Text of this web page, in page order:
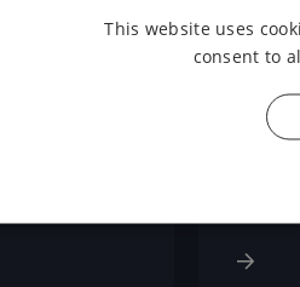
This website uses
consent to